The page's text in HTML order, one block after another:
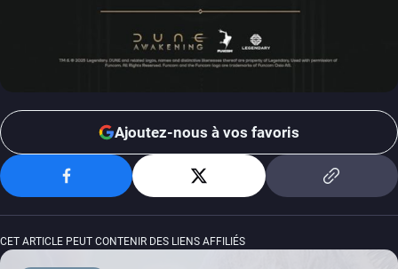
Ajoutez-nous à vos favoris
CET ARTICLE PEUT CONTENIR DES LIENS AFFILIÉS